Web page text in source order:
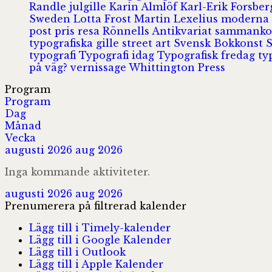
Randle julgille Karin Almlöf Karl-Erik
Sweden Lotta Frost Martin Lexelius moderna
post pris resa Rönnells Antikvariat
typografiska gille street art Svensk Bokkonst
typografi Typografi idag Typografisk fredag
på väg?vernissage Whittington Press
Program
Program
Dag
Månad
Vecka
augusti 2026 aug 2026
Inga kommande aktiviteter.
augusti 2026 aug 2026
Prenumerera på filtrerad kalender
Lägg till i Timely-kalender
Lägg till i Google Kalender
Lägg till i Outlook
Lägg till i Apple Kalender